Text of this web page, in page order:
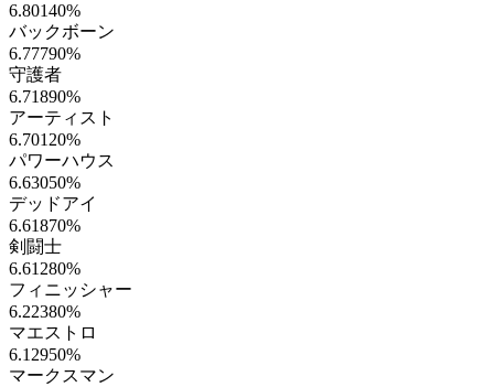
6.80140%
バックボーン
6.77790%
守護者
6.71890%
アーティスト
6.70120%
パワーハウス
6.63050%
デッドアイ
6.61870%
剣闘士
6.61280%
フィニッシャー
6.22380%
マエストロ
6.12950%
マークスマン